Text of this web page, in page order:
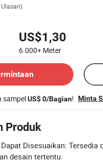
US$1,30
6.000+ Meter
sampelUS$ 0/Bagian! Minta
Produk
Disesuaikan: Tersedia
desain tertentu.